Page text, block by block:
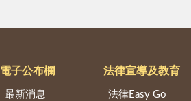
電子公布欄
最新消息
法律宣導及教育
法律Easy Go